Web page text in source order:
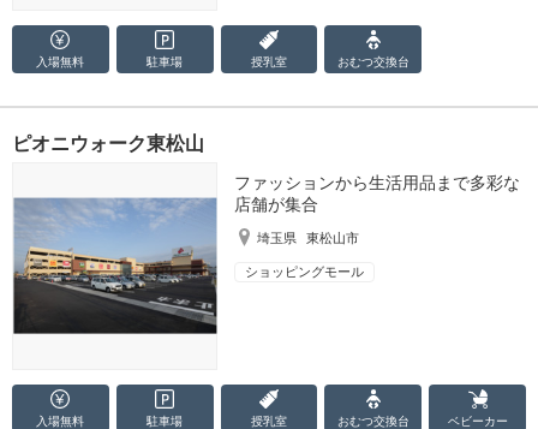
入場無料 駐車場 授乳室 おむつ交換台
ピオニウォーク東松山
ファッションから生活用品まで多彩な
店舗が集合
埼玉県 東松山市
ショッピングモール
入場無料 駐車場 授乳室 おむつ交換台 ベビーカー